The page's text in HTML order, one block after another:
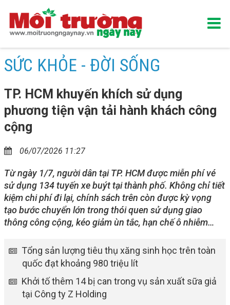
SỨC KHỎE - ĐỜI SỐNG
TP. HCM khuyến khích sử dụng
phương tiện vận tải hành khách công
cộng
06/07/2026 11:27
Từ ngày 1/7, người dân tại TP. HCM được miễn phí vé
sử dụng 134 tuyến xe buýt tại thành phố. Không chỉ tiết
kiệm chi phí đi lại, chính sách trên còn được kỳ vọng
tạo bước chuyển lớn trong thói quen sử dụng giao
thông công cộng, kéo giảm ùn tắc, hạn chế ô nhiễm…
Tổng sản lượng tiêu thụ xăng sinh học trên toàn
quốc đạt khoảng 980 triệu lít
Khởi tố thêm 14 bị can trong vụ sản xuất sữa giả
tại Công ty Z Holding